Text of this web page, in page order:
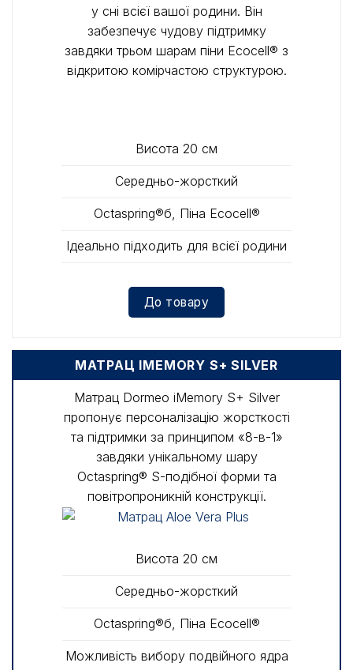
у сні всієї вашої родини. Він
забезпечує чудову підтримку
завдяки трьом шарам піни Ecocell® з
відкритою комірчастою структурою.
Висота 20 см
Середньо-жорсткий
Octaspring®б, Піна Ecocell®
Ідеально підходить для всієї родини
До товару
МАТРАЦ IMEMORY S+ SILVER
Матрац Dormeo iMemory S+ Silver
пропонує персоналізацію жорсткості
та підтримки за принципом «8-в-1»
завдяки унікальному шару
Octaspring® S-подібної форми та
повітропроникній конструкції.
Висота 20 см
Середньо-жорсткий
Octaspring®б, Піна Ecocell®
Можливість вибору подвійного ядра